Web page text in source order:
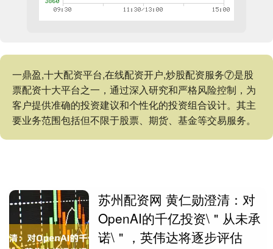
一鼎盈,十大配资平台,在线配资开户,炒股配资服务⑦是股
票配资十大平台之一，通过深入研究和严格风险控制，为
客户提供准确的投资建议和个性化的投资组合设计。其主
要业务范围包括但不限于股票、期货、基金等交易服务。
苏州配资网 黄仁勋澄清：对
OpenAI的千亿投资\＂从未承
诺\＂，英伟达将逐步评估